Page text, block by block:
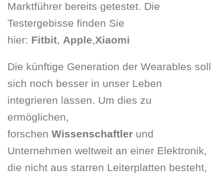
Marktführer bereits getestet. Die
Testergebisse finden Sie
hier: Fitbit, Apple,Xiaomi
Die künftige Generation der Wearables soll
sich noch besser in unser Leben
integrieren lassen. Um dies zu
ermöglichen,
forschen Wissenschaftler und
Unternehmen weltweit an einer Elektronik,
die nicht aus starren Leiterplatten besteht,